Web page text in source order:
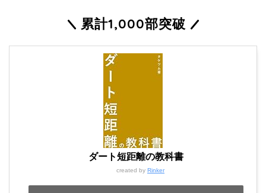
累計1,000部突破
ダート短距離の教科書
created by Rinker